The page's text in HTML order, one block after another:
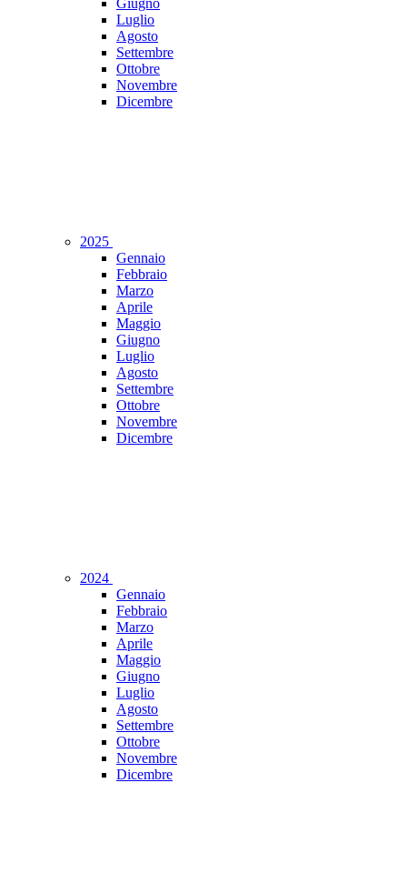
Giugno
Luglio
Agosto
Settembre
Ottobre
Novembre
Dicembre
2025
Gennaio
Febbraio
Marzo
Aprile
Maggio
Giugno
Luglio
Agosto
Settembre
Ottobre
Novembre
Dicembre
2024
Gennaio
Febbraio
Marzo
Aprile
Maggio
Giugno
Luglio
Agosto
Settembre
Ottobre
Novembre
Dicembre